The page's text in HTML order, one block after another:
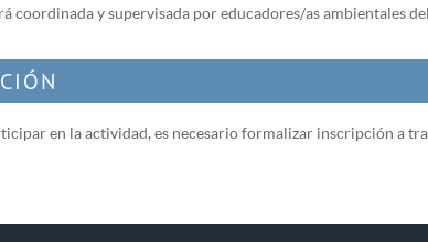
coordinada y supervisada por educadores/as ambientales
en la actividad, es necesario formalizar inscripción a